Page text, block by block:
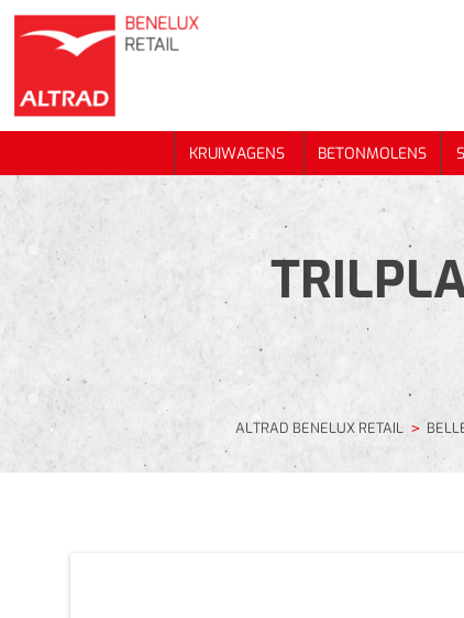
KRUIWAGENS BETONMOLENS
KRUIWAGENS BETONMOLENS
ALTRAD BENELUX RETAIL